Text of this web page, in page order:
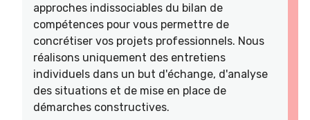
approches indissociables du bilan de
compétences pour vous permettre de
concrétiser vos projets professionnels. Nous
réalisons uniquement des entretiens
individuels dans un but d'échange, d'analyse
des situations et de mise en place de
démarches constructives.